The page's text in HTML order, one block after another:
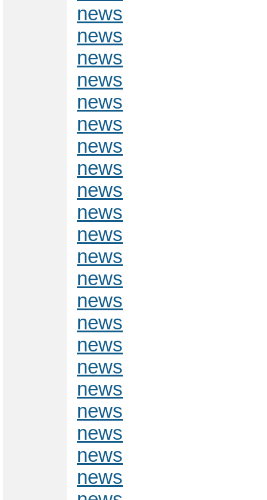
news
news
news
news
news
news
news
news
news
news
news
news
news
news
news
news
news
news
news
news
news
news